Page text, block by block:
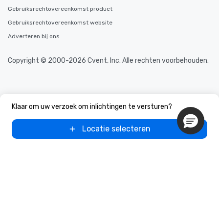
Klaar om uw verzoek om inlichtingen te versturen?
Locatie selecteren
Gebruiksrechtovereenkomst product
Gebruiksrechtovereenkomst website
Adverteren bij ons
Copyright © 2000-2026 Cvent, Inc. Alle rechten voorbehouden.